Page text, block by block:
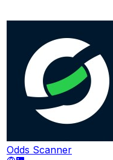
Odds Scanner